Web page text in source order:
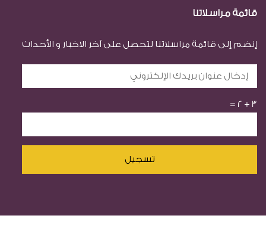
قائمة مراسلاتنا
إنضم إلى قائمة مراسلاتنا لتحصل على آخر الاخبار و الأحداث
3
+
2
=